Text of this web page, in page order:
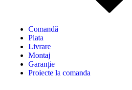
Comandă
Plata
Livrare
Montaj
Garanție
Proiecte la comanda